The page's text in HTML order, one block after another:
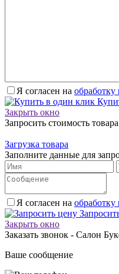
Я согласен на
Закрыть окно
Запросить стоимость товара
Загрузка товара
Заполните данные для
Я согласен на
Закрыть окно
Заказать звонок - Салон
Ваше сообщение